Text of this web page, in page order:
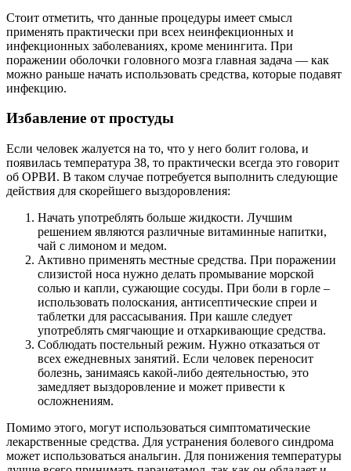
Стоит отметить, что данные процедуры имеет смысл
применять практически при всех неинфекционных и
инфекционных заболеваниях, кроме менингита. При
поражении оболочки головного мозга главная задача — как
можно раньше начать использовать средства, которые подавят
инфекцию.
Избавление от простуды
Если человек жалуется на то, что у него болит голова, и
появилась температура 38, то практически всегда это говорит
об ОРВИ. В таком случае потребуется выполнить следующие
действия для скорейшего выздоровления:
Начать употреблять больше жидкости. Лучшим
решением являются различные витаминные напитки,
чай с лимоном и медом.
Активно применять местные средства. При поражении
слизистой носа нужно делать промывание морской
солью и капли, сужающие сосуды. При боли в горле –
использовать полоскания, антисептические спреи и
таблетки для рассасывания. При кашле следует
употреблять смягчающие и отхаркивающие средства.
Соблюдать постельный режим. Нужно отказаться от
всех ежедневных занятий. Если человек переносит
болезнь, занимаясь какой-либо деятельностью, это
замедляет выздоровление и может привести к
осложнениям.
Помимо этого, могут использоваться симптоматические
лекарственные средства. Для устранения болевого синдрома
может использоваться анальгин. Для понижения температуры